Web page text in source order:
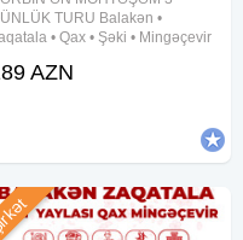
olarsanız) digər
TURU Balakən •
• Qax • Şəki • Mingəçevir
və əyləncə dolu səyahət!
AZN